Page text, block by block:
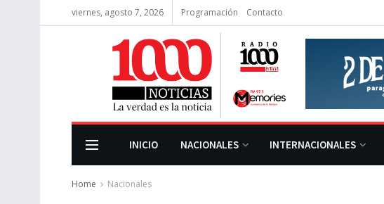
viernes, agosto 7, 2026 Programación Contacto
INICIO NACIONALES INTERNACIONALES
Home Nacionales